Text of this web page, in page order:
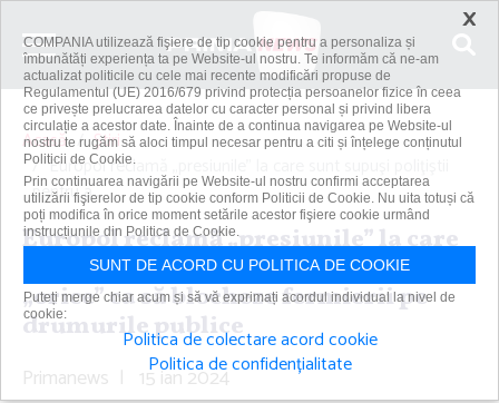
Acasă
Știri
Europol reclamă „presiunile” la care sunt supuşi poliţiştii
pentru a...
Europol reclamă „presiunile” la care
sunt supuşi poliţiştii pentru a face
„orice” ca să blocheze fermierii pe
drumurile publice
Primanews | 15 ian 2024
×
COMPANIA utilizează fişiere de tip cookie pentru a personaliza și
îmbunătăți experiența ta pe Website-ul nostru. Te informăm că ne-am
actualizat politicile cu cele mai recente modificări propuse de
Regulamentul (UE) 2016/679 privind protecția persoanelor fizice în ceea
ce privește prelucrarea datelor cu caracter personal și privind libera
circulație a acestor date. Înainte de a continua navigarea pe Website-ul
nostru te rugăm să aloci timpul necesar pentru a citi și înțelege conținutul
Politicii de Cookie.
Prin continuarea navigării pe Website-ul nostru confirmi acceptarea
utilizării fişierelor de tip cookie conform Politicii de Cookie. Nu uita totuși că
poți modifica în orice moment setările acestor fişiere cookie urmând
instrucțiunile din Politica de Cookie.
SUNT DE ACORD CU POLITICA DE COOKIE
Puteți merge chiar acum și să vă exprimați acordul individual la nivel de
cookie:
Politica de colectare acord cookie
Politica de confidențialitate